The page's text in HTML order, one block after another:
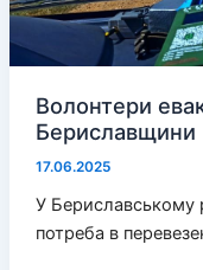
Волонтери
Бериславщини
17.06.2025
У Бериславському
потреба в